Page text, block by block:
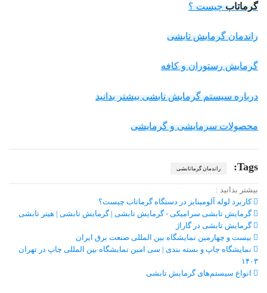
گرماتابچیست ؟
راندمان گرمایش تابشی
گرمایش رستوران و کافه
درباره سیستم گرمایش تابشی بیشتر بدانید
محصولات سرمایشی و گرمایشی
Tags: راندمان گرماتابشی
بیشتر بدانید :
کاربرد لوله آلومینایز در دستگاه گرماتاب چیست؟
گرمایش تابشی سرامیکی - گرمایش تابشی | گرمایش تابشی | هیتر تابشی
گرمایش تابشی در گاراژ
بیست و چهارمین نمايشگاه بين المللی صنعت برق ايران
نمایشگاه چاپ و بسته بندی | سی امین نمایشگاه بین المللی چاپ در تهران
۱۴۰۳
انواع سیستم‌های گرمایش تابشی